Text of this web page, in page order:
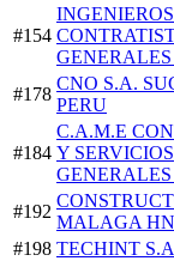
#154
GENERALES
#178
CNO S.A.
PERU
#184
C.A.M.E
Y SERVICIOS
GENERALES
#192
MALAGA
#198 TECHINT